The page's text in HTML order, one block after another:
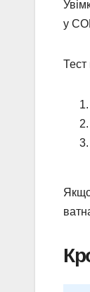
у
Тест
Якщо